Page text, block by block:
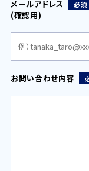
メールアドレス 必須
(確認用)
お問い合わせ内容